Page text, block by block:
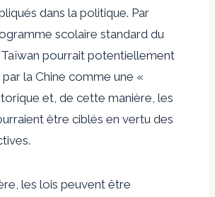
dans la politique. Par
scolaire standard du
pourrait potentiellement
la Chine comme une «
et, de cette manière, les
être ciblés en vertu des
les lois peuvent être